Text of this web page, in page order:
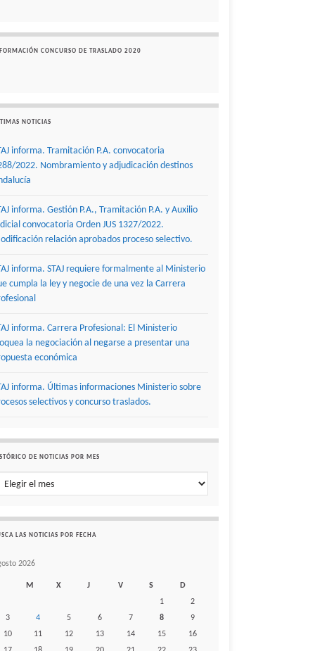
CONCURSO DE TRASLADO 2020
NOTICIAS
informa. Tramitación P.A. convocatoria
2022. Nombramiento y adjudicación destinos
informa. Gestión P.A., Tramitación P.A. y Auxilio
convocatoria Orden JUS 1327/2022.
relación aprobados proceso selectivo.
informa. STAJ requiere formalmente al Ministerio
cumpla la ley y negocie de una vez la Carrera
informa. Carrera Profesional: El Ministerio
la negociación al negarse a presentar una
económica
informa. Últimas informaciones Ministerio sobre
selectivos y concurso traslados.
DE NOTICIAS POR MES
de noticias por mes
LAS NOTICIAS POR FECHA
2026
M X J V S
D
1
2
3
4 5 6 7 8
9
10
11 12 13 14 15
16